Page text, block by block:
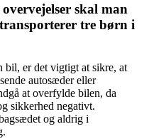
skal man
tre børn i
bil, er det vigtigt at sikre, at
autosæder eller
at overfylde bilen, da
sikkerhed negativt.
og aldrig i